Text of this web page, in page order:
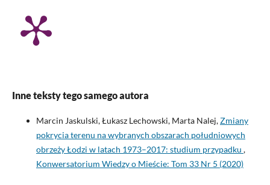
Inne teksty tego samego autora
Marcin Jaskulski, Łukasz Lechowski, Marta Nalej,Zmiany
pokrycia terenu na wybranych obszarach południowych
obrzeży Łodzi w latach 1973–2017: studium przypadku ,
Konwersatorium Wiedzy o Mieście: Tom 33 Nr 5 (2020)